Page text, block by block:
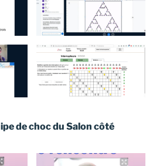
de choc du Salon côté